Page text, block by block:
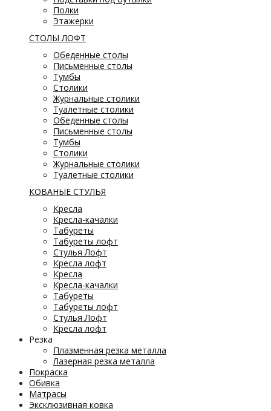
Полки
Этажерки
СТОЛЫ ЛОФТ
Обеденные столы
Письменные столы
Тумбы
Столики
Журнальные столики
Туалетные столики
Обеденные столы
Письменные столы
Тумбы
Столики
Журнальные столики
Туалетные столики
КОВАНЫЕ СТУЛЬЯ
Кресла
Кресла-качалки
Табуреты
Табуреты лофт
Стулья Лофт
Кресла лофт
Кресла
Кресла-качалки
Табуреты
Табуреты лофт
Стулья Лофт
Кресла лофт
Резка
Плазменная резка металла
Лазерная резка металла
Покраска
Обивка
Матрасы
Эксклюзивная ковка